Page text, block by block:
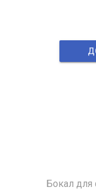
Бокал для